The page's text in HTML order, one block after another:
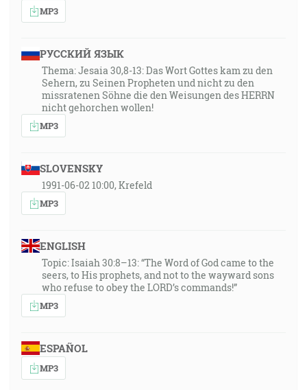
MP3
РУССКИЙ ЯЗЫК
Thema: Jesaia 30,8-13: Das Wort Gottes kam zu den
Sehern, zu Seinen Propheten und nicht zu den
missratenen Söhne die den Weisungen des HERRN
nicht gehorchen wollen!
MP3
SLOVENSKY
1991-06-02 10:00, Krefeld
MP3
ENGLISH
Topic: Isaiah 30:8–13: “The Word of God came to the
seers, to His prophets, and not to the wayward sons
who refuse to obey the LORD’s commands!”
MP3
ESPAÑOL
MP3